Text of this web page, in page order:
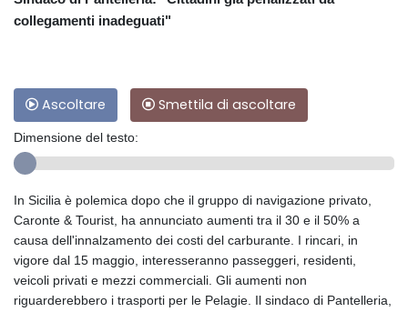
collegamenti inadeguati"
Ascoltare Smettila di ascoltare
Dimensione del testo:
In Sicilia è polemica dopo che il gruppo di navigazione privato,
Caronte & Tourist, ha annunciato aumenti tra il 30 e il 50% a
causa dell'innalzamento dei costi del carburante. I rincari, in
vigore dal 15 maggio, interesseranno passeggeri, residenti,
veicoli privati e mezzi commerciali. Gli aumenti non
riguarderebbero i trasporti per le Pelagie. Il sindaco di Pantelleria,